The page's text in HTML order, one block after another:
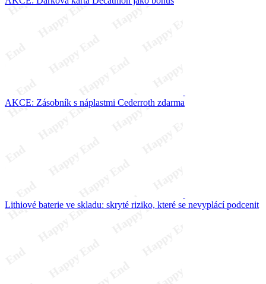
AKCE: Zásobník s náplastmi Cederroth zdarma
Lithiové baterie ve skladu: skryté riziko, které se nevyplácí podcenit